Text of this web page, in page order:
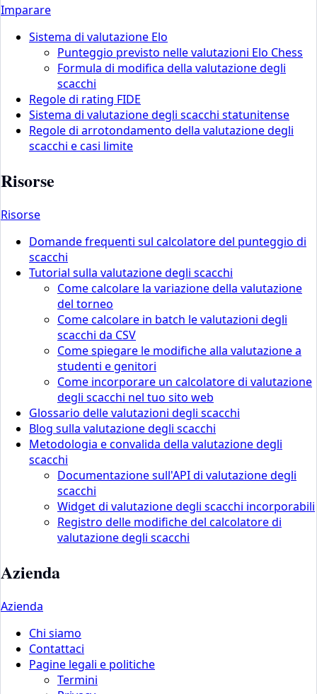
Imparare
Sistema di valutazione Elo
Punteggio previsto nelle valutazioni Elo Chess
Formula di modifica della valutazione degli
scacchi
Regole di rating FIDE
Sistema di valutazione degli scacchi statunitense
Regole di arrotondamento della valutazione degli
scacchi e casi limite
Risorse
Risorse
Domande frequenti sul calcolatore del punteggio di
scacchi
Tutorial sulla valutazione degli scacchi
Come calcolare la variazione della valutazione
del torneo
Come calcolare in batch le valutazioni degli
scacchi da CSV
Come spiegare le modifiche alla valutazione a
studenti e genitori
Come incorporare un calcolatore di valutazione
degli scacchi nel tuo sito web
Glossario delle valutazioni degli scacchi
Blog sulla valutazione degli scacchi
Metodologia e convalida della valutazione degli
scacchi
Documentazione sull'API di valutazione degli
scacchi
Widget di valutazione degli scacchi incorporabili
Registro delle modifiche del calcolatore di
valutazione degli scacchi
Azienda
Azienda
Chi siamo
Contattaci
Pagine legali e politiche
Termini